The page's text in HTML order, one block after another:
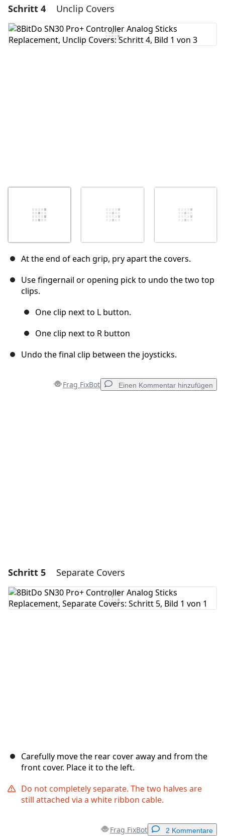
Einen Kommentar hinzufügen
Kommentar hinzufügen
Schritt 4 Unclip Covers
At the end of each grip, pry apart the covers.
Use fingernail or opening pick to undo the two top
clips.
One clip next to L button.
One clip next to R button
Undo the final clip between the joysticks.
Frag FixBot Einen Kommentar hinzufügen
Schritt 5 Separate Covers
Carefully move the rear cover away and from the
front cover. Place it to the left.
Do not completely separate. The two halves are
still attached via a white ribbon cable.
Frag FixBot 2 Kommentare